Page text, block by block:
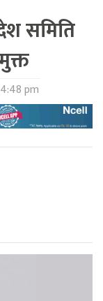
समिति
pm